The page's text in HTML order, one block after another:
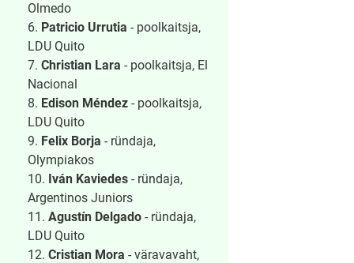
Olmedo
6. Patricio Urrutia - poolkaitsja,
LDU Quito
7. Christian Lara - poolkaitsja, El
Nacional
8. Edison Méndez - poolkaitsja,
LDU Quito
9. Felix Borja - ründaja,
Olympiakos
10. Iván Kaviedes - ründaja,
Argentinos Juniors
11. Agustín Delgado - ründaja,
LDU Quito
12. Cristian Mora - väravavaht,